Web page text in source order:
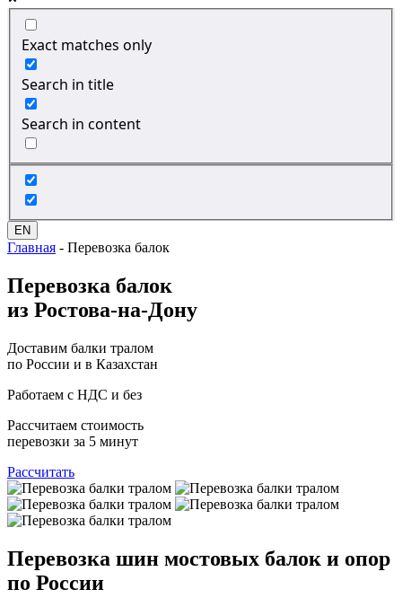
Exact matches only
Search in title
Search in content
EN
Главная - Перевозка балок
Перевозка балок
из Ростова-на-Дону
Доставим балки тралом
по России и в Казахстан
Работаем с НДС и без
Рассчитаем стоимость
перевозки за 5 минут
Рассчитать
Перевозка шин мостовых балок и опор
по России